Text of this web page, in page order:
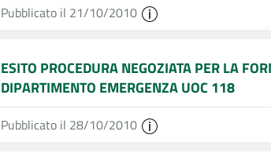
Pubblicato il 21/10/2010
ESITO PROCEDURA NEGOZIATA PER LA
DIPARTIMENTO EMERGENZA UOC 118
Pubblicato il 28/10/2010